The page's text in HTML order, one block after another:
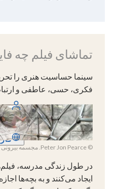
تماشای فیلم چه
سینما حساسیت هنری را
فکری، حسی، عاطفی و
© Peter Jon Pearce. مجسمه بیرونی موزه فضای باز هاکون، ژاپن.
در طول زندگی مدرسه،
ایجاد می‌کنند و به بچه‌ها